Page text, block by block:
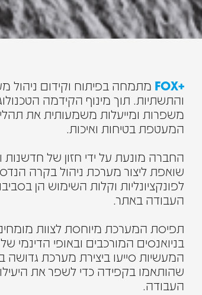
+FOX
מתמחה בפיתוח וקידום ניהול
והתשתיות. תוך מינוף הקידמה
משפרות ומייעלות משמעותית את
המעטפת בטיחות ואיכות.
החברה מונעת על ידי חזון של
שואפת ליצור מערכת ניהול בקרה
לפונקציונליות וקלות השימוש הן
העבודה באתר.
תפיסת המערכת מיוחסת לצוות מומחים
בניואנסים המורכבים ובאופי הדינמי
המעשיות סייעו ביצירת מערכת גדושה
שהותאמו בקפידה כדי לשפר את
העבודה.